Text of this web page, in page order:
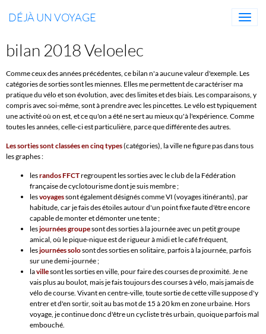
DÉJÀ UN VOYAGE
bilan 2018 Veloelec
Comme ceux des années précédentes, ce bilan n'a aucune valeur d'exemple. Les
catégories de sorties sont les miennes. Elles me permettent de caractériser ma
pratique du vélo et son évolution, avec des limites et des biais. Les comparaisons, y
compris avec soi-même, sont à prendre avec les pincettes. Le vélo est typiquement
une activité où on est, et ce qu'on a été ne sert au mieux qu'à l'expérience. Comme
toutes les années, celle-ci est particulière, parce que différente des autres.
Les sorties sont classées en cinq types(catégories), la ville ne figure pas dans tous
les graphes :
lesrandos FFCTregroupent les sorties avec le club de la Fédération
française de cyclotourisme dont je suis membre ;
lesvoyagessont également désignés comme VI (voyages itinérants), par
habitude, car je fais des étoiles autour d'un point fixe faute d'être encore
capable de monter et démonter une tente ;
lesjournées groupesont des sorties à la journée avec un petit groupe
amical, où le pique-nique est de rigueur à midi et le café fréquent,
lesjournées solosont des sorties en solitaire, parfois à la journée, parfois
sur une demi-journée ;
lavillesont les sorties en ville, pour faire des courses de proximité. Je ne
vais plus au boulot, mais je fais toujours des courses à vélo, mais jamais de
vélo de course. Vivant en centre-ville, toute sortie de cette ville suppose d'y
entrer et d'en sortir, soit au bas mot de 15 à 20 km en zone urbaine. Hors
voyage, je continue donc d'être un cycliste très urbain, quoique parfois mal
embouché.